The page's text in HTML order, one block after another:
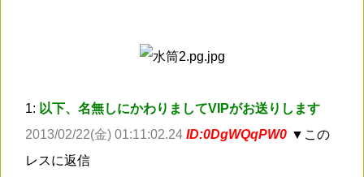
1: 以下、名無しにかわりましてVIPがお送りします
2013/02/22(金) 01:11:02.24 ID:0DgWQqPW0 ▼この
レスに返信